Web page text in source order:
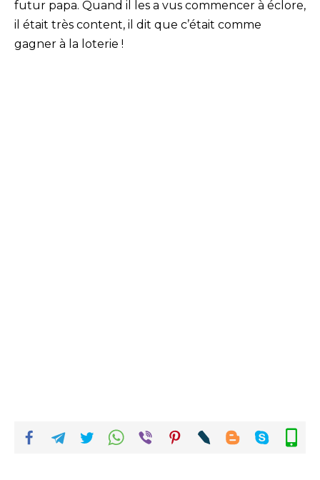
futur papa. Quand il les a vus commencer à éclore,
il était très content, il dit que c’était comme
gagner à la loterie !